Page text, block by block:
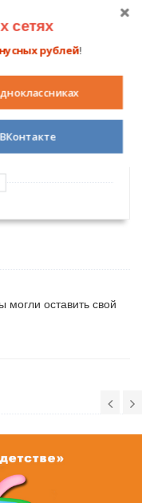
Facebook
могли оставить свой
сетях
рублей!